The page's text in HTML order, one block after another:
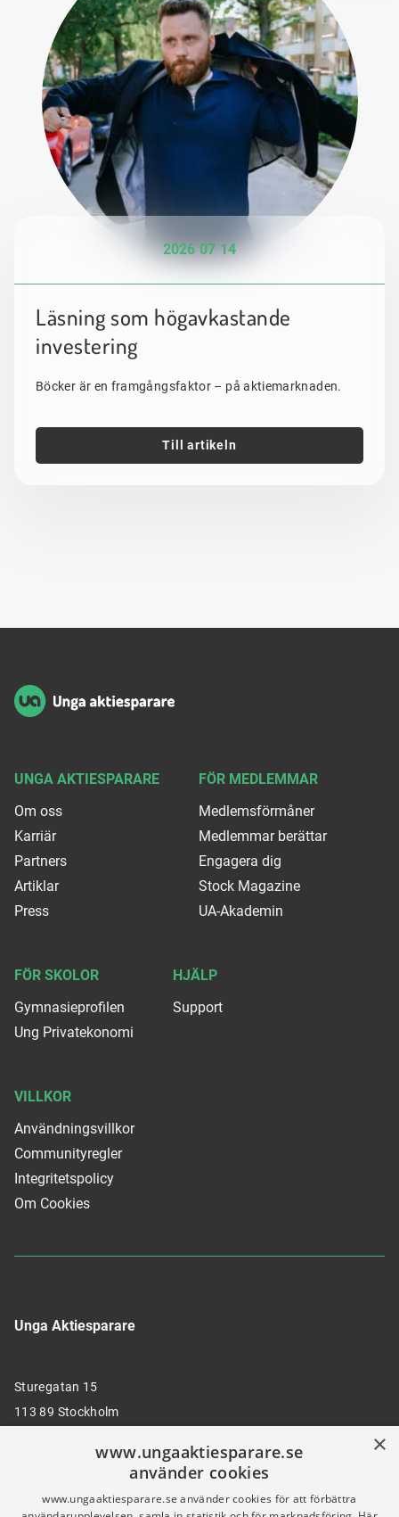
2026 07 14
Läsning som högavkastande
investering
Böcker är en framgångsfaktor – på aktiemarknaden.
Till artikeln
Unga Aktiesparare
Sturegatan 15
113 89 Stockholm
UNGA AKTIESPARARE
Om oss
Karriär
Partners
Artiklar
Press
FÖR MEDLEMMAR
Medlemsförmåner
Medlemmar berättar
Engagera dig
Stock Magazine
UA-Akademin
FÖR SKOLOR
Gymnasieprofilen
Ung Privatekonomi
HJÄLP
Support
VILLKOR
Användningsvillkor
Communityregler
Integritetspolicy
Om Cookies
×
www.ungaaktiesparare.se
använder cookies
www.ungaaktiesparare.se använder cookies för att förbättra